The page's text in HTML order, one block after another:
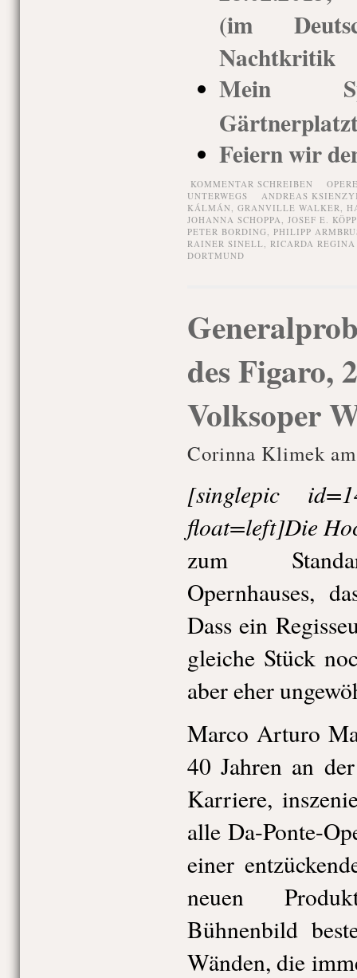
(im
Nachtkritik
Mein
Feiern wir
KOMMENTAR SCHREIBEN
UNTERWEGS
ANDREAS
KÁLMÁN, GRANVILLE WALKER,
JOHANNA SCHOPPA, JOSEF E.
PETER BORDING, PHILIPP
RAINER SINELL, RICARDA
DORTMUND
des Figaro,
Volksoper
Corinna Klimek
[singlepic
float=left]Die
zum
Opernhauses,
Dass ein
gleiche Stück
aber eher
Marco Arturo
40 Jahren an
Karriere,
alle Da-Ponte-
einer
neuen
Bühnenbild
Wänden, die